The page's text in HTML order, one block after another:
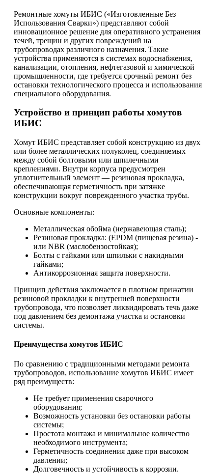
Ремонтные хомуты ИБИС («Изготовленные Без
Использования Сварки») представляют собой
инновационное решение для оперативного устранения
течей, трещин и других повреждений на
трубопроводах различного назначения. Такие
устройства применяются в системах водоснабжения,
канализации, отопления, нефтегазовой и химической
промышленности, где требуется срочный ремонт без
остановки технологического процесса и использования
специального оборудования.
Устройство и принцип работы хомутов
ИБИС
Хомут ИБИС представляет собой конструкцию из двух
или более металлических полуколец, соединяемых
между собой болтовыми или шпилечными
креплениями. Внутри корпуса предусмотрен
уплотнительный элемент — резиновая прокладка,
обеспечивающая герметичность при затяжке
конструкции вокруг поврежденного участка трубы.
Основные компоненты:
Металлическая обойма (нержавеющая сталь);
Резиновая прокладка: (EPDM (пищевая резина) -
или NBR (маслобензостойкая);
Болты с гайками или шпильки с накидными
гайками;
Антикоррозионная защита поверхности.
Принцип действия заключается в плотном прижатии
резиновой прокладки к внутренней поверхности
трубопровода, что позволяет ликвидировать течь даже
под давлением без демонтажа участка и остановки
системы.
Преимущества хомутов ИБИС
По сравнению с традиционными методами ремонта
трубопроводов, использование хомутов ИБИС имеет
ряд преимуществ:
Не требует применения сварочного
оборудования;
Возможность установки без остановки работы
системы;
Простота монтажа и минимальное количество
необходимого инструмента;
Герметичность соединения даже при высоком
давлении;
Долговечность и устойчивость к коррозии.